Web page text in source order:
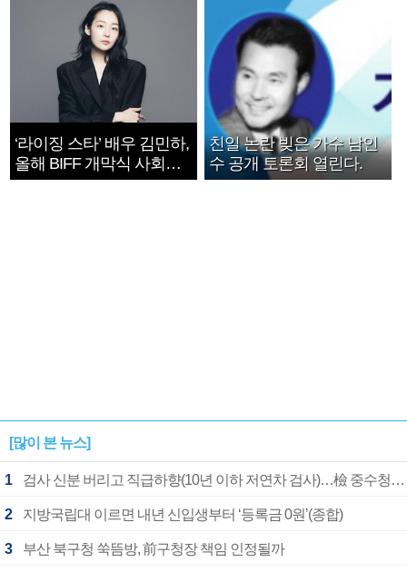
‘라이징 스타’ 배우 김민하,
올해 BIFF 개막식 사회자
확정
친일 논란 빚은 가수 남인
수 공개 토론회 열린다.
[많이 본 뉴스]
1 검사 신분 버리고 직급하향(10년 이하 저연차 검사)…檢 중수청행 기피
2 지방국립대 이르면 내년 신입생부터 ‘등록금 0원’(종합)
3 부산 북구청 쑥뜸방, 前구청장 책임 인정될까